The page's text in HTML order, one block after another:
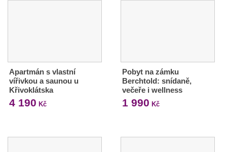
Apartmán s vlastní
vířivkou a saunou u
Křivoklátska
4 190 Kč
Pobyt na zámku
Berchtold: snídaně,
večeře i wellness
1 990 Kč